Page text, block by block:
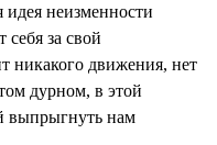
идея неизменности
себя за свой
никакого движения, нет
дурном, в этой
выпрыгнуть нам